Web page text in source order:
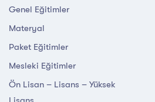
Genel Eğitimler
Materyal
Paket Eğitimler
Mesleki Eğitimler
Ön Lisan – Lisans – Yüksek